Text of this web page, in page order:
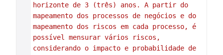
horizonte de 3 (três) anos. A partir do
mapeamento dos processos de negócios e do
mapeamento dos riscos em cada processo, é
possível mensurar vários riscos,
considerando o impacto e probabilidade de